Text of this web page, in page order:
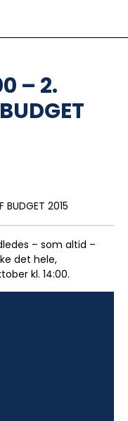
– 2.
BUDGET 2015
– som altid –
det hele,
kl. 14:00.